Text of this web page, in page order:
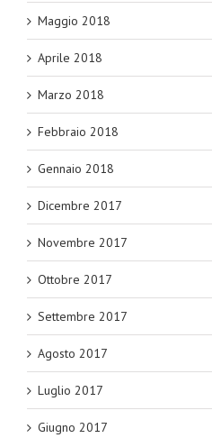
Maggio 2018
Aprile 2018
Marzo 2018
Febbraio 2018
Gennaio 2018
Dicembre 2017
Novembre 2017
Ottobre 2017
Settembre 2017
Agosto 2017
Luglio 2017
Giugno 2017